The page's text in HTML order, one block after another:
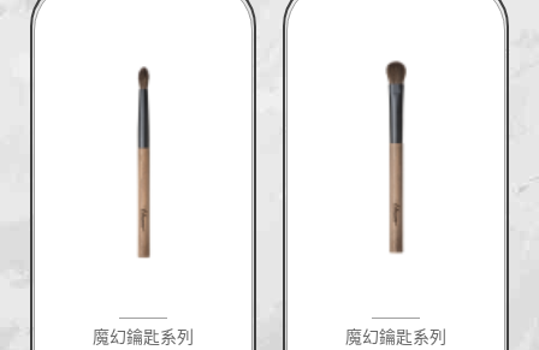
魔幻鑰匙系列
魔幻鑰匙系列